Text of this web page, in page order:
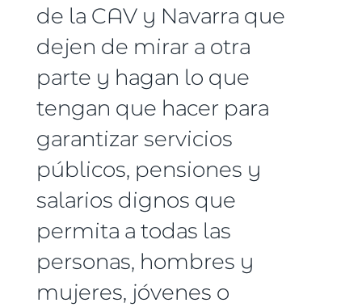
de la CAV y Navarra que
dejen de mirar a otra
parte y hagan lo que
tengan que hacer para
garantizar servicios
públicos, pensiones y
salarios dignos que
permita a todas las
personas, hombres y
mujeres, jóvenes o